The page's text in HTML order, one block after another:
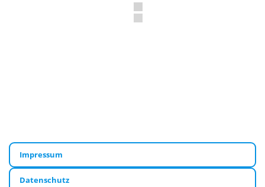
Impressum
Datenschutz